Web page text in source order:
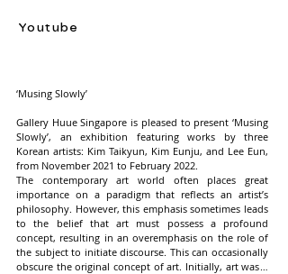
Youtube
‘Musing Slowly’
Gallery Huue Singapore is pleased to present ‘Musing
Slowly’, an exhibition featuring works by three
Korean artists: Kim Taikyun, Kim Eunju, and Lee Eun,
from November 2021 to February 2022.
The contemporary art world often places great
importance on a paradigm that reflects an artist’s
philosophy. However, this emphasis sometimes leads
to the belief that art must possess a profound
concept, resulting in an overemphasis on the role of
the subject to initiate discourse. This can occasionally
obscure the original concept of art. Initially, art was a